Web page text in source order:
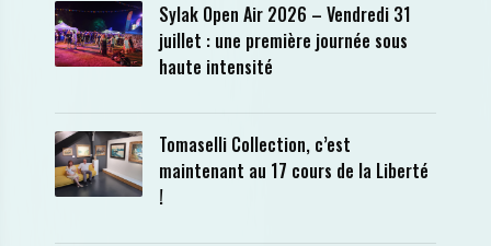
Sylak Open Air 2026 – Vendredi 31
juillet : une première journée sous
haute intensité
Tomaselli Collection, c’est
maintenant au 17 cours de la Liberté
!